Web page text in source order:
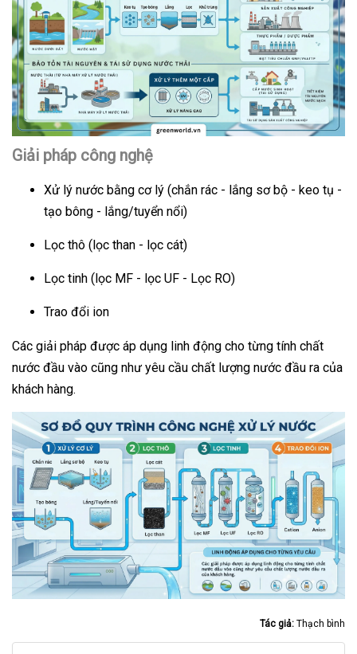
Giải pháp công nghệ
Xử lý nước bằng cơ lý (chắn rác - lắng sơ bộ - keo tụ -
tạo bông - lắng/tuyển nổi)
Lọc thô (lọc than - lọc cát)
Lọc tinh (lọc MF - lọc UF - Lọc RO)
Trao đổi ion
Các giải pháp được áp dụng linh động cho từng tính chất
nước đầu vào cũng như yêu cầu chất lượng nước đầu ra của
khách hàng.
Tác giả: Thạch bình